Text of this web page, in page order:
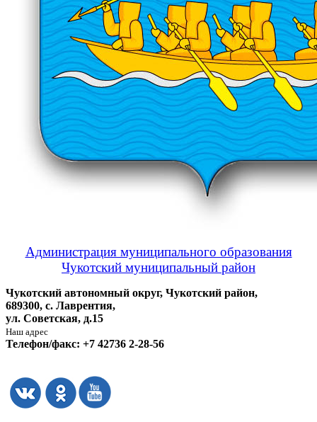
Администрация муниципального образования
Чукотский муниципальный район
Чукотский автономный округ, Чукотский район,
689300, с. Лаврентия,
ул. Советская, д.15
Наш адрес
Телефон/факс: +7 42736 2-28-56